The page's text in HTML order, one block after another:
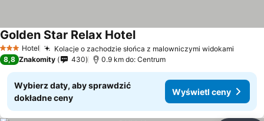
3 Kategoria
Hotel Kolacje o zachodzie słońca z malowniczymi widokami
Golden Star Relax Hotel
8,8 Znakomity 430 0.9 km do: Centrum
Wybierz daty, aby sprawdzić
dokładne ceny
Wyświetl ceny